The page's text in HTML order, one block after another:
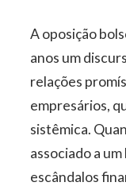
A oposição
anos um
relações
empresários,
sistêmica.
associado a
escândalos